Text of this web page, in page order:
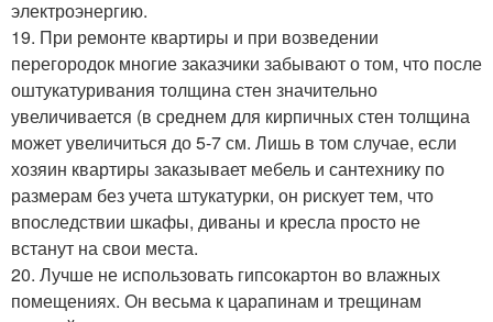
электроэнергию.
19. При ремонте квартиры и при возведении
перегородок многие заказчики забывают о том, что после
оштукатуривания толщина стен значительно
увеличивается (в среднем для кирпичных стен толщина
может увеличиться до 5-7 см. Лишь в том случае, если
хозяин квартиры заказывает мебель и сантехнику по
размерам без учета штукатурки, он рискует тем, что
впоследствии шкафы, диваны и кресла просто не
встанут на свои места.
20. Лучше не использовать гипсокартон во влажных
помещениях. Он весьма к царапинам и трещинам